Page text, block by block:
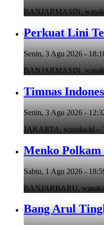
BANJARMASIN,
Perkuat Lini
Senin, 3 Agu 2026 -
BANJARMASIN,
Timnas
Senin, 3 Agu 2026 -
JAKARTA, wasaka.id –
Menko
Sabtu, 1 Agu 2026 -
BANJARBARU,
Bang Arul